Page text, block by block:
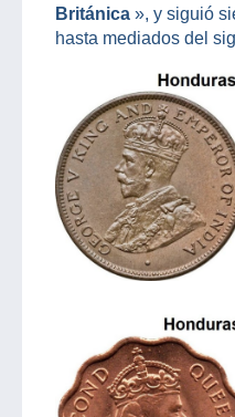
Británica », y siguió
hasta mediados del